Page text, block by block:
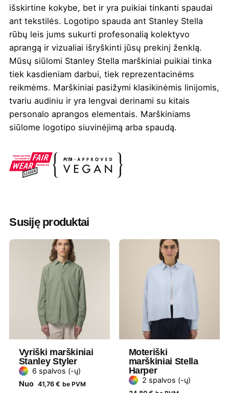
išskirtine kokybe, bet ir yra puikiai tinkanti spaudai
ant tekstilės. Logotipo spauda ant Stanley Stella
rūbų leis jums sukurti profesonalią kolektyvo
aprangą ir vizualiai išryškinti jūsų prekinį ženklą.
Mūsų siūlomi Stanley Stella marškiniai puikiai tinka
tiek kasdieniam darbui, tiek reprezentacinėms
reikmėms. Marškiniai pasižymi klasikinėmis linijomis,
tvariu audiniu ir yra lengvai derinami su kitais
personalo aprangos elementais. Marškiniams
siūlome logotipo siuvinėjimą arba spaudą.
Spalva Natūrali,
mėlyna, Žalia melanžinė
Džiovinimas Draudžiama džiovinti džiovyklėje
Lyginimas 110°
Skalbimas
30° Panašios spalvos drabužius
skalbkite kartu, nelyginkite ant
spaudos, skalbkite ir lyginkite
išvirkščiąja puse.
L, M, S, XL, XXL, XS
Medžiaga 100 % organinė medvilnė
Gramatūra /
285 g/m²
Susiję produktai
Vyriški marškiniai
Stanley Styler
6 spalvos (-ų)
Nuo 41,76 € be PVM
Moteriški
marškiniai Stella
Harper
2 spalvos (-ų)